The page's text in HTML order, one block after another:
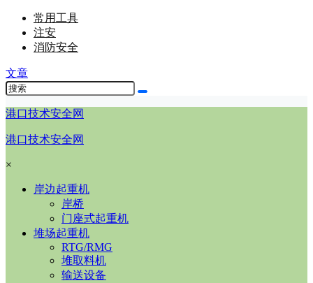
常用工具
注安
消防安全
文章
港口技术安全网
港口技术安全网
×
岸边起重机
岸桥
门座式起重机
堆场起重机
RTG/RMG
堆取料机
输送设备